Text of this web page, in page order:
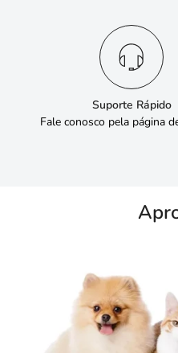
Suporte Rápido
Fale conosco pela página